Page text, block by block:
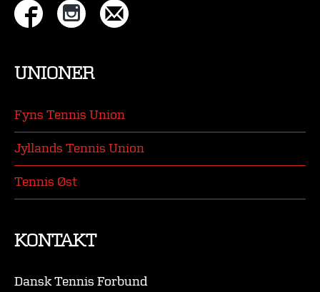
UNIONER
Fyns Tennis Union
Jyllands Tennis Union
Tennis Øst
KONTAKT
Dansk Tennis Forbund